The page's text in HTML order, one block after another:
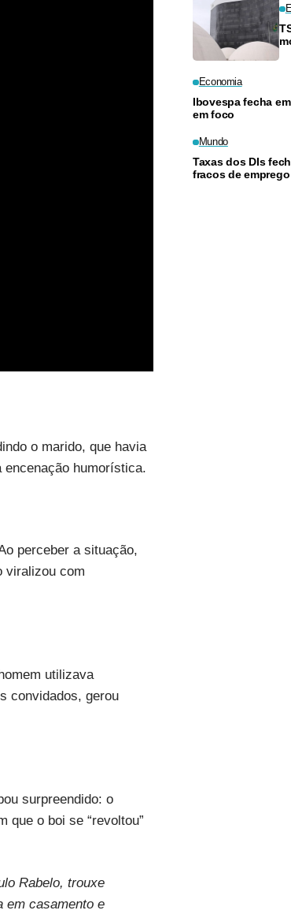
o marido, que havia
encenação humorística.
perceber a situação,
viralizou com
utilizava
convidados, gerou
surpreendido: o
que o boi se “revoltou”
Rabelo, trouxe
em casamento e
Economia
Ibovespa fecha
em foco
Mundo
Taxas dos DIs
fracos de